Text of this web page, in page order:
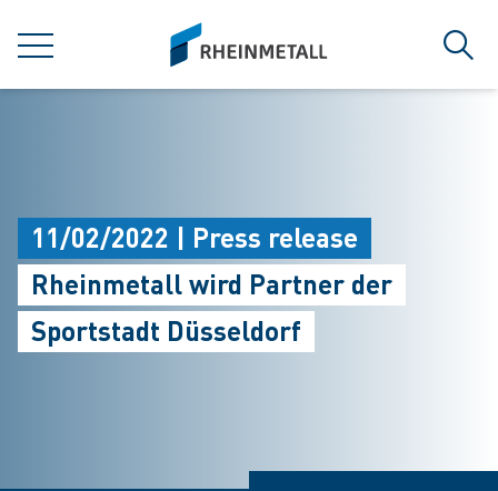
MENU
siteLogo
11/02/2022 | Press release
Rheinmetall wird Partner der
Sportstadt Düsseldorf